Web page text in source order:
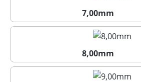
7,00mm
8,00mm